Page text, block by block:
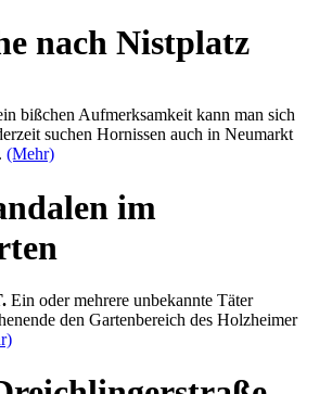
nach Nistplatz
bißchen Aufmerksamkeit kann man sich
suchen Hornissen auch in Neumarkt
(Mehr)
im
Ein oder mehrere unbekannte Täter
den Gartenbereich des Holzheimer